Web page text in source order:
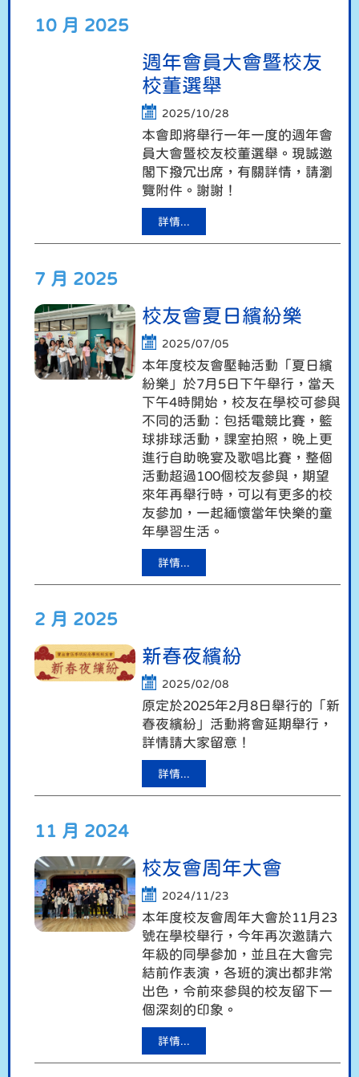
10 月 2025
週年會員大會暨校友
校董選舉
2025/10/28
本會即將舉行一年一度的週年會
員大會暨校友校董選舉。現誠邀
閣下撥冗出席，有關詳情，請瀏
覽附件。謝謝！
詳情...
7 月 2025
校友會夏日繽紛樂
2025/07/05
本年度校友會壓軸活動「夏日繽
紛樂」於7月5日下午舉行，當天
下午4時開始，校友在學校可參與
不同的活動：包括電競比賽，籃
球排球活動，課室拍照，晚上更
進行自助晚宴及歌唱比賽，整個
活動超過100個校友參與，期望
來年再舉行時，可以有更多的校
友參加，一起緬懷當年快樂的童
年學習生活。
詳情...
2 月 2025
新春夜繽紛
2025/02/08
原定於2025年2月8日舉行的「新
春夜繽紛」活動將會延期舉行，
詳情請大家留意！
詳情...
11 月 2024
校友會周年大會
2024/11/23
本年度校友會周年大會於11月23
號在學校舉行，今年再次邀請六
年級的同學參加，並且在大會完
結前作表演，各班的演出都非常
出色，令前來參與的校友留下一
個深刻的印象。
詳情...